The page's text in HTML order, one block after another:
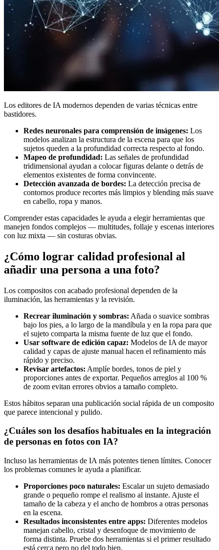
Los editores de IA modernos dependen de varias técnicas entre
bastidores.
Redes neuronales para comprensión de imágenes: Los
modelos analizan la estructura de la escena para que los
sujetos queden a la profundidad correcta respecto al fondo.
Mapeo de profundidad: Las señales de profundidad
tridimensional ayudan a colocar figuras delante o detrás de
elementos existentes de forma convincente.
Detección avanzada de bordes: La detección precisa de
contornos produce recortes más limpios y blending más suave
en cabello, ropa y manos.
Comprender estas capacidades le ayuda a elegir herramientas que
manejen fondos complejos — multitudes, follaje y escenas interiores
con luz mixta — sin costuras obvias.
¿Cómo lograr calidad profesional al
añadir una persona a una foto?
Los compositos con acabado profesional dependen de la
iluminación, las herramientas y la revisión.
Recrear iluminación y sombras: Añada o suavice sombras
bajo los pies, a lo largo de la mandíbula y en la ropa para que
el sujeto comparta la misma fuente de luz que el fondo.
Usar software de edición capaz: Modelos de IA de mayor
calidad y capas de ajuste manual hacen el refinamiento más
rápido y preciso.
Revisar artefactos: Amplíe bordes, tonos de piel y
proporciones antes de exportar. Pequeños arreglos al 100 %
de zoom evitan errores obvios a tamaño completo.
Estos hábitos separan una publicación social rápida de un composito
que parece intencional y pulido.
¿Cuáles son los desafíos habituales en la integración
de personas en fotos con IA?
Incluso las herramientas de IA más potentes tienen límites. Conocer
los problemas comunes le ayuda a planificar.
Proporciones poco naturales: Escalar un sujeto demasiado
grande o pequeño rompe el realismo al instante. Ajuste el
tamaño de la cabeza y el ancho de hombros a otras personas
en la escena.
Resultados inconsistentes entre apps: Diferentes modelos
manejan cabello, cristal y desenfoque de movimiento de
forma distinta. Pruebe dos herramientas si el primer resultado
está cerca pero no del todo bien.